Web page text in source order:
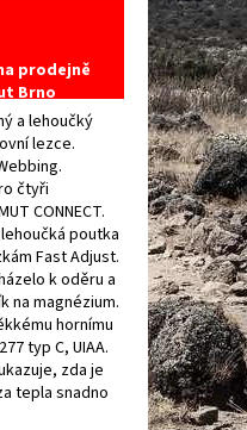
prodejně
Brno
a lehoučký
lezce.
čtyři
CONNECT.
poutka
Fast Adjust.
k oděru a
na magnézium.
hornímu
typ C, UIAA.
zda je
tepla snadno